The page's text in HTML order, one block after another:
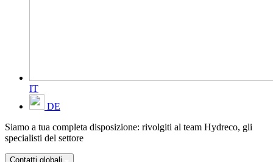
IT
DE
Siamo a tua completa disposizione: rivolgiti al team Hydreco, gli
specialisti del settore
Contatti globali